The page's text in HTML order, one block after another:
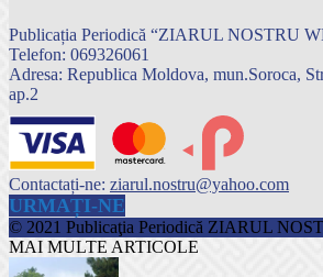
Publicația Periodică “ZIARUL NOSTRU
Telefon: 069326061
Adresa: Republica Moldova, mun.Soroca,
ap.2
Contactați-ne: ziarul.nostru@yahoo.com
URMAȚI-NE
© 2021 Publicaţia Periodică ZIARUL
MAI MULTE ARTICOLE